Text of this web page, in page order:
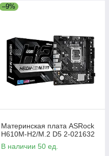
–9%
Материнская плата ASRock
H610M-H2/M.2 D5 2-021632
В наличии 50 ед.